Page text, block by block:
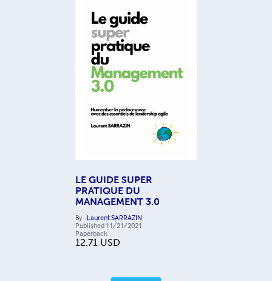
LE GUIDE SUPER
PRATIQUE DU
MANAGEMENT 3.0
By Laurent SARRAZIN
Published 11/21/2021
Paperback
12.71 USD